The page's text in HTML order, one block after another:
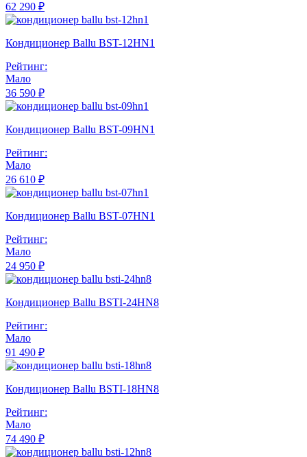
62 290 ₽
Кондиционер Ballu BST-12HN1
Рейтинг:
Мало
36 590 ₽
Кондиционер Ballu BST-09HN1
Рейтинг:
Мало
26 610 ₽
Кондиционер Ballu BST-07HN1
Рейтинг:
Мало
24 950 ₽
Кондиционер Ballu BSTI-24HN8
Рейтинг:
Мало
91 490 ₽
Кондиционер Ballu BSTI-18HN8
Рейтинг:
Мало
74 490 ₽